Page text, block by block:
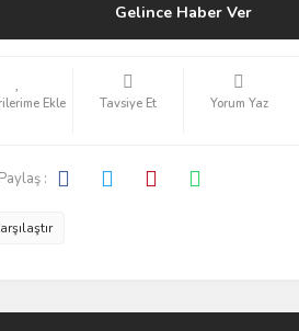
Gelince Haber Ver
Tavsiye Et Yorum Yaz
: